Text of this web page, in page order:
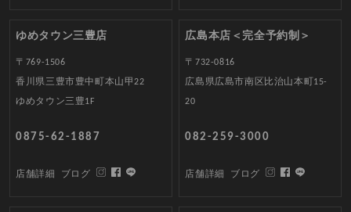
ゆめタウン三豊店
〒769-1506
香川県三豊市豊中町本山甲22
ゆめタウン三豊1F
0875-62-1887
店舗詳細 ブログ
広島本店＜完全予約制＞
〒732-0816
広島県広島市南区比治山本町15-
20
082-259-3000
店舗詳細 ブログ